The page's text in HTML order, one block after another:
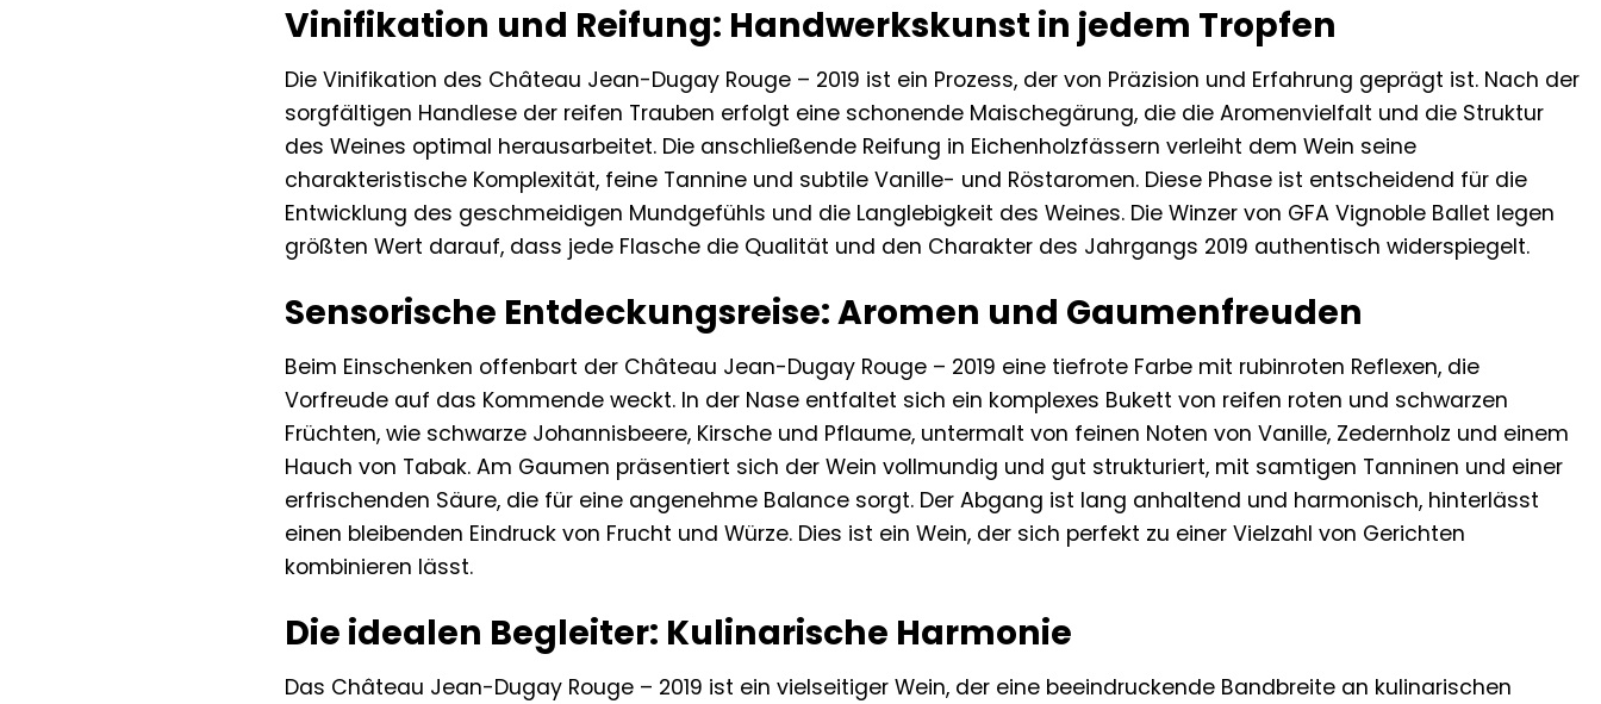
Vinifikation und Reifung: Handwerkskunst in jedem Tropfen
Die Vinifikation des Château Jean-Dugay Rouge – 2019 ist ein Prozess, der von Präzision und Erfahrung geprägt ist. Nach der
sorgfältigen Handlese der reifen Trauben erfolgt eine schonende Maischegärung, die die Aromenvielfalt und die Struktur
des Weines optimal herausarbeitet. Die anschließende Reifung in Eichenholzfässern verleiht dem Wein seine
charakteristische Komplexität, feine Tannine und subtile Vanille- und Röstaromen. Diese Phase ist entscheidend für die
Entwicklung des geschmeidigen Mundgefühls und die Langlebigkeit des Weines. Die Winzer von GFA Vignoble Ballet legen
größten Wert darauf, dass jede Flasche die Qualität und den Charakter des Jahrgangs 2019 authentisch widerspiegelt.
Sensorische Entdeckungsreise: Aromen und Gaumenfreuden
Beim Einschenken offenbart der Château Jean-Dugay Rouge – 2019 eine tiefrote Farbe mit rubinroten Reflexen, die
Vorfreude auf das Kommende weckt. In der Nase entfaltet sich ein komplexes Bukett von reifen roten und schwarzen
Früchten, wie schwarze Johannisbeere, Kirsche und Pflaume, untermalt von feinen Noten von Vanille, Zedernholz und einem
Hauch von Tabak. Am Gaumen präsentiert sich der Wein vollmundig und gut strukturiert, mit samtigen Tanninen und einer
erfrischenden Säure, die für eine angenehme Balance sorgt. Der Abgang ist lang anhaltend und harmonisch, hinterlässt
einen bleibenden Eindruck von Frucht und Würze. Dies ist ein Wein, der sich perfekt zu einer Vielzahl von Gerichten
kombinieren lässt.
Die idealen Begleiter: Kulinarische Harmonie
Das Château Jean-Dugay Rouge – 2019 ist ein vielseitiger Wein, der eine beeindruckende Bandbreite an kulinarischen